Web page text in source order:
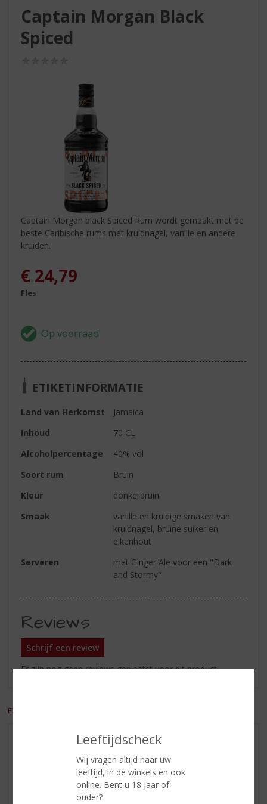
Leeftijdscheck
Wij vragen altijd naar uw
leeftijd, in de winkels en ook
online. Bent u 18 jaar of
ouder?
Captain Morgan Black
Spiced
Captain Morgan black Spiced Rum wordt gemaakt met de
beste Caribische rums met kruidnagel, vanille en andere
kruiden.
€ 24,79
Fles
ETIKETINFORMATIE
Land van Herkomst
Jamaica
Inhoud
70 CL
Alcoholpercentage
40% vol
Soort rum
Bruin
Kleur
donkerbruin
Smaak
vanille en kruidige smaken van
kruidnagel, bruine suiker en
eikenhout
Serveren
met Ginger Ale voor een "Dark
and Stormy"
Reviews
Schrijf een review
Er zijn nog geen reviews geplaatst voor dit product
EXCL. BTW
AANBIEDINGEN
WIJN VAN DE MAAND
WHISKY VAN DE MAAND
RUM VAN DE MAAND